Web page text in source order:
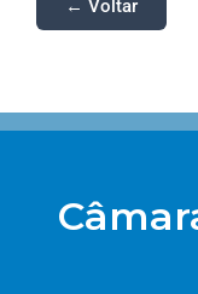
← Voltar